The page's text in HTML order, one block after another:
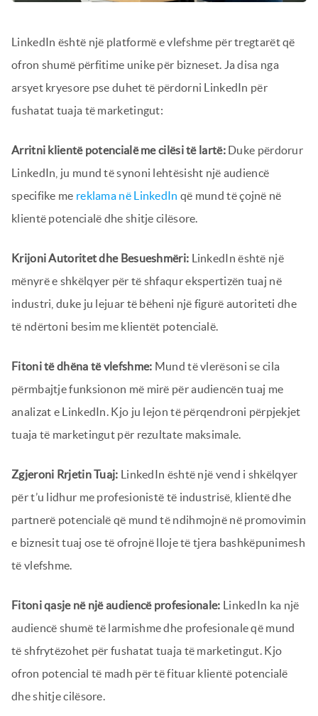
LinkedIn është një platformë e vlefshme për tregtarët që
ofron shumë përfitime unike për bizneset. Ja disa nga
arsyet kryesore pse duhet të përdorni LinkedIn për
fushatat tuaja të marketingut:
Arritni klientë potencialë me cilësi të lartë:Duke përdorur
LinkedIn, ju mund të synoni lehtësisht një audiencë
specifike me reklama në LinkedIn që mund të çojnë në
klientë potencialë dhe shitje cilësore.
Krijoni Autoritet dhe Besueshmëri: LinkedIn është një
mënyrë e shkëlqyer për të shfaqur ekspertizën tuaj në
industri, duke ju lejuar të bëheni një figurë autoriteti dhe
të ndërtoni besim me klientët potencialë.
Fitoni të dhëna të vlefshme: Mund të vlerësoni se cila
përmbajtje funksionon më mirë për audiencën tuaj me
analizat e LinkedIn. Kjo ju lejon të përqendroni përpjekjet
tuaja të marketingut për rezultate maksimale.
Zgjeroni Rrjetin Tuaj: LinkedIn është një vend i shkëlqyer
për t’u lidhur me profesionistë të industrisë, klientë dhe
partnerë potencialë që mund të ndihmojnë në promovimin
e biznesit tuaj ose të ofrojnë lloje të tjera bashkëpunimesh
të vlefshme.
Fitoni qasje në një audiencë profesionale: LinkedIn ka një
audiencë shumë të larmishme dhe profesionale që mund
të shfrytëzohet për fushatat tuaja të marketingut. Kjo
ofron potencial të madh për të fituar klientë potencialë
dhe shitje cilësore.